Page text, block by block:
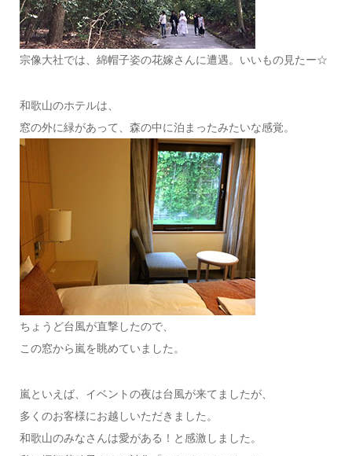
宗像大社では、綿帽子姿の花嫁さんに遭遇。いいもの見たー☆
和歌山のホテルは、
窓の外に緑があって、森の中に泊まったみたいな感覚。
ちょうど台風が直撃したので、
この窓から嵐を眺めていました。
嵐といえば、イベントの夜は台風が来てましたが、
多くのお客様にお越しいただきました。
和歌山のみなさんは愛がある！と感激しました。